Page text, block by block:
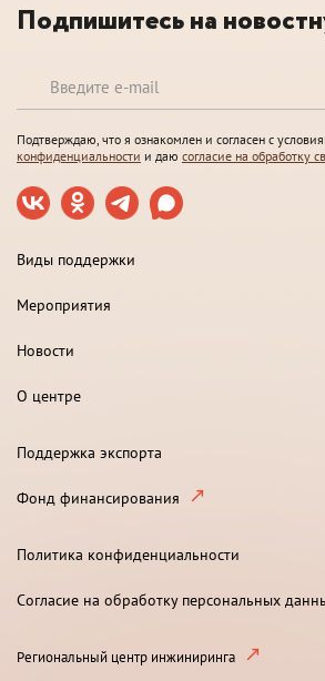
Подпишитесь на
Подтверждаю, что я ознакомлен и согласен с
конфиденциальности и даю согласие на обработку
Виды поддержки
Мероприятия
Новости
О центре
Поддержка экспорта
Фонд финансирования
Политика конфиденциальности
Согласие на обработку персональных
Региональный центр инжиниринга